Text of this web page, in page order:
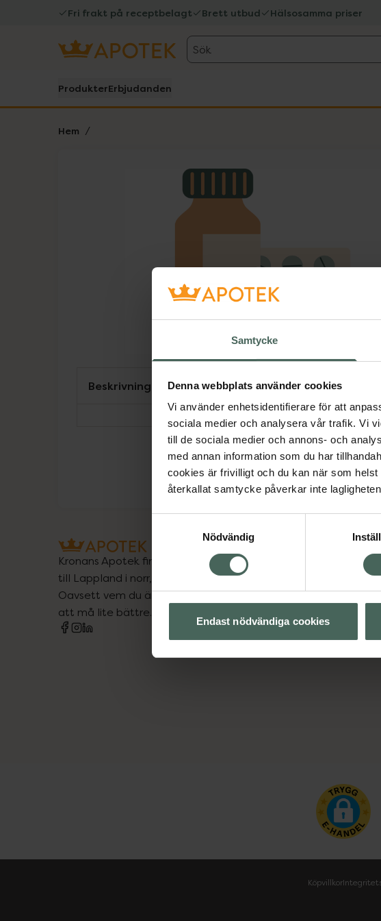
Samtycke
Denna webbplats använder cookies
Vi använder enhetsidentifierare för att
sociala medier och analysera vår trafik. Vi
till de sociala medier och annons- och
med annan information som du har
cookies är frivilligt och du kan när som
återkallat samtycke påverkar inte
Nödvändig
Endast nödvändiga cookies
Fri frakt på receptbelagt Brett utbud Hälsosamma priser
Sök
ProdukterErbjudanden
Hem
Lista: . Innehåller 1 objekt.
Beskrivning
Kronans Apotek finns här för dig. Du hittar oss från Skåne i syd
till Lappland i norr, och online i mobilen och på datorn.
Oavsett vem du är så är det vårt uppdrag att hjälpa just dig
att må lite bättre. Välkommen att prata med oss.
Köpvillkor